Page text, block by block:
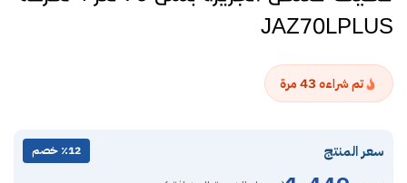
JAZ70LPLUS
تم شراءه43مرة
سعر المنتج ٪12 خصم